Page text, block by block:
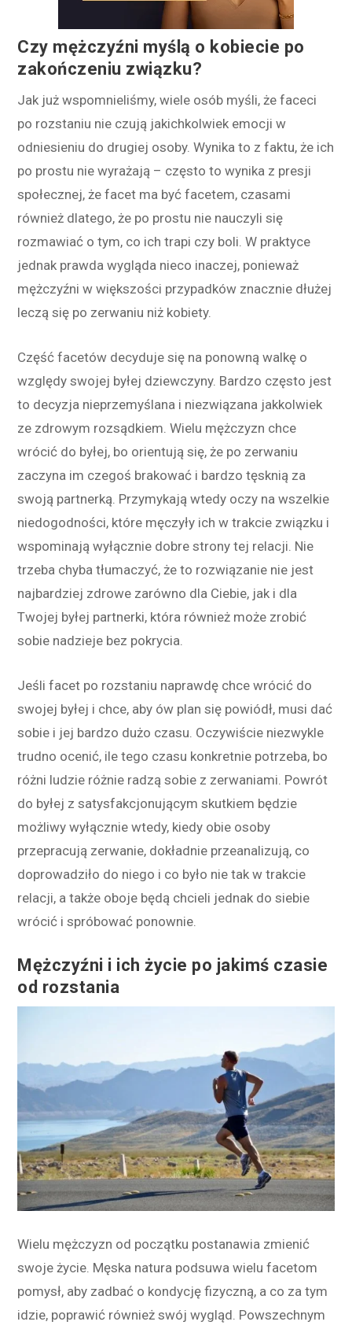
Czy mężczyźni myślą o kobiecie po
zakończeniu związku?
Jak już wspomnieliśmy, wiele osób myśli, że faceci
po rozstaniu nie czują jakichkolwiek emocji w
odniesieniu do drugiej osoby. Wynika to z faktu, że ich
po prostu nie wyrażają – często to wynika z presji
społecznej, że facet ma być facetem, czasami
również dlatego, że po prostu nie nauczyli się
rozmawiać o tym, co ich trapi czy boli. W praktyce
jednak prawda wygląda nieco inaczej, ponieważ
mężczyźni w większości przypadków znacznie dłużej
leczą się po zerwaniu niż kobiety.
Część facetów decyduje się na ponowną walkę o
względy swojej byłej dziewczyny. Bardzo często jest
to decyzja nieprzemyślana i niezwiązana jakkolwiek
ze zdrowym rozsądkiem. Wielu mężczyzn chce
wrócić do byłej, bo orientują się, że po zerwaniu
zaczyna im czegoś brakować i bardzo tęsknią za
swoją partnerką. Przymykają wtedy oczy na wszelkie
niedogodności, które męczyły ich w trakcie związku i
wspominają wyłącznie dobre strony tej relacji. Nie
trzeba chyba tłumaczyć, że to rozwiązanie nie jest
najbardziej zdrowe zarówno dla Ciebie, jak i dla
Twojej byłej partnerki, która również może zrobić
sobie nadzieje bez pokrycia.
Jeśli facet po rozstaniu naprawdę chce wrócić do
swojej byłej i chce, aby ów plan się powiódł, musi dać
sobie i jej bardzo dużo czasu. Oczywiście niezwykle
trudno ocenić, ile tego czasu konkretnie potrzeba, bo
różni ludzie różnie radzą sobie z zerwaniami. Powrót
do byłej z satysfakcjonującym skutkiem będzie
możliwy wyłącznie wtedy, kiedy obie osoby
przepracują zerwanie, dokładnie przeanalizują, co
doprowadziło do niego i co było nie tak w trakcie
relacji, a także oboje będą chcieli jednak do siebie
wrócić i spróbować ponownie.
Mężczyźni i ich życie po jakimś czasie
od rozstania
Wielu mężczyzn od początku postanawia zmienić
swoje życie. Męska natura podsuwa wielu facetom
pomysł, aby zadbać o kondycję fizyczną, a co za tym
idzie, poprawić również swój wygląd. Powszechnym